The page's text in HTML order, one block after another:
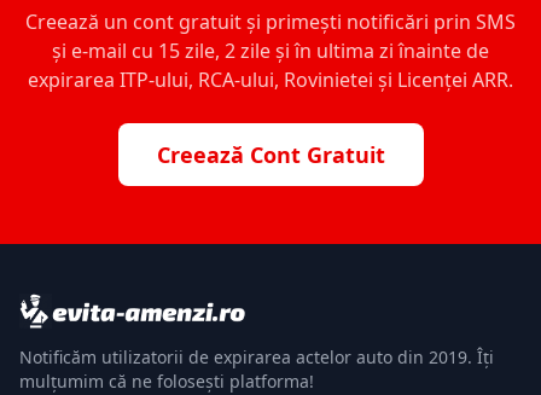
Creează un cont gratuit și primești notificări prin SMS
și e-mail cu 15 zile, 2 zile și în ultima zi înainte de
expirarea ITP-ului, RCA-ului, Rovinietei și Licenței ARR.
Creează Cont Gratuit
Notificăm utilizatorii de expirarea actelor auto din 2019. Îți
mulțumim că ne folosești platforma!